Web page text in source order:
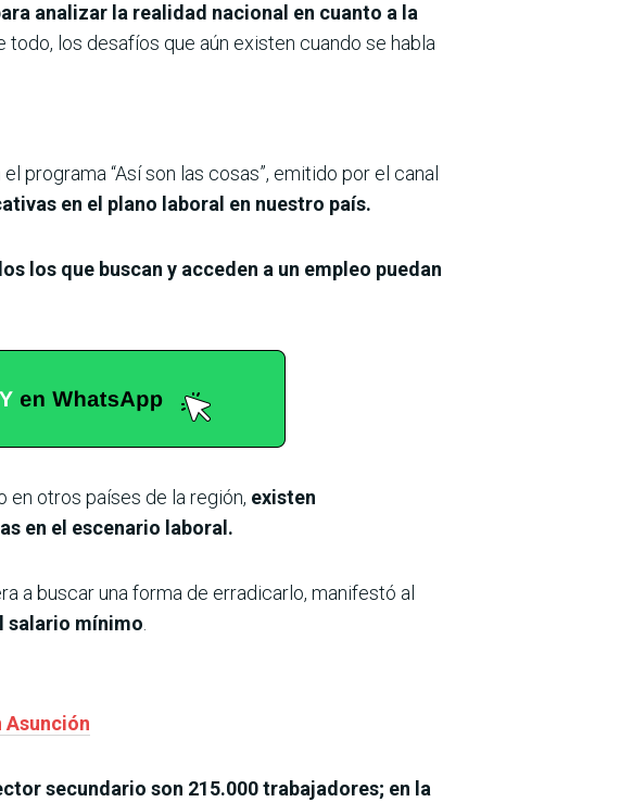
analizar la realidad nacional en cuanto a la
los desafíos que aún existen cuando se habla
programa “Así son las cosas”, emitido por el canal
en el plano laboral en nuestro país.
los que buscan y acceden a un empleo puedan
en otros países de la región, existen
en el escenario laboral.
a buscar una forma de erradicarlo, manifestó al
salario mínimo
secundario son 215.000 trabajadores; en la